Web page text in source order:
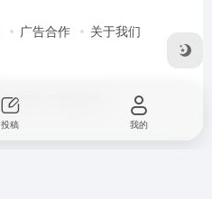
广告合作 关于我们
鲁ICP备17053280号-1
投稿 我的